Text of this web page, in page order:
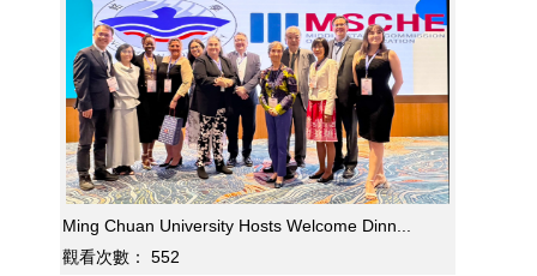
Ming Chuan University Hosts Welcome Dinn...
觀看次數：
552